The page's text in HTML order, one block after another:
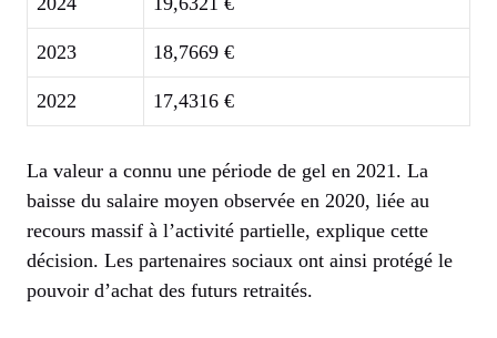
2023 18,7669 €
2022 17,4316 €
La valeur a connu une période de gel en 2021. La
baisse du salaire moyen observée en 2020, liée au
recours massif à l’activité partielle, explique cette
décision. Les partenaires sociaux ont ainsi protégé le
pouvoir d’achat des futurs retraités.